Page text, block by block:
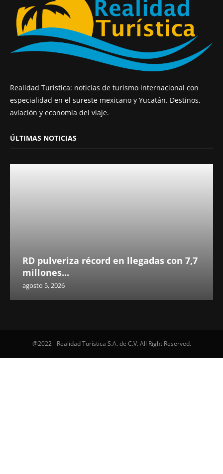
Realidad Turística: noticias de turismo internacional con
especialidad en el sureste mexicano y Yucatán. Destinos,
aviación y economía del viaje.
ÚLTIMAS NOTICIAS
RD pulveriza récord en llegadas con 7,7
millones...
agosto 5, 2026
@2022 - Realidad Turística S.A. de C.V. All Right Reserved.